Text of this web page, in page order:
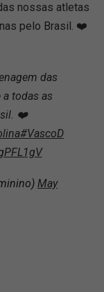
nossas atletas
pelo Brasil. ❤️
das
todas as
❤️
#VascoD
May